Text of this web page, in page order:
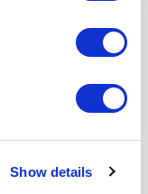
Show details